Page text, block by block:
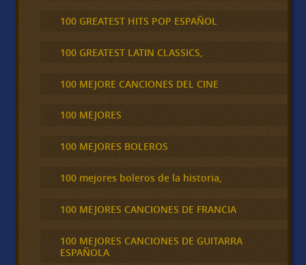
100 GREATEST HITS POP ESPAÑOL
100 GREATEST LATIN CLASSICS,
100 MEJORE CANCIONES DEL CINE
100 MEJORES
100 MEJORES BOLEROS
100 mejores boleros de la historia,
100 MEJORES CANCIONES DE FRANCIA
100 MEJORES CANCIONES DE GUITARRA
ESPAÑOLA